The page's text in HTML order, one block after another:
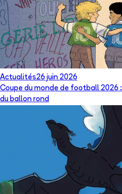
Actualités26 juin 2026
Coupe du monde de football 2026
du ballon rond